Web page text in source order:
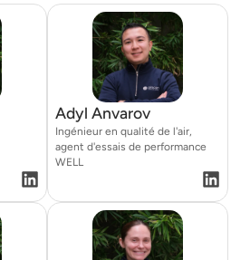
Adyl Anvarov
Ingénieur en qualité de l'air,
agent d'essais de performance
WELL